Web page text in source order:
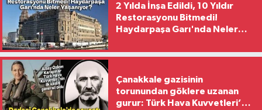
2 Yılda İnşa Edildi, 10 Yıldır
Restorasyonu Bitmedi!
Haydarpaşa Garı'nda Neler
Çanakkale gazisinin
torunundan göklere uzanan
gurur: Türk Hava Kuvvetleri’nin